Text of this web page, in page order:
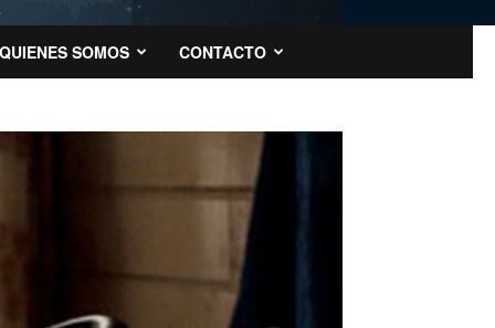
QUIENES SOMOS CONTACTO